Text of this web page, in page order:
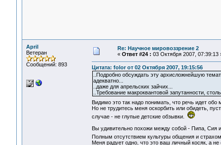
April
Ветеран
Сообщений: 893
Re: Научное мировоззрение 2
« Ответ #24 : 03 Октября 2007, 07:39:13
Цитата: folor от 02 Октября 2007, 19:15:56
..Подробно обсуждать эту архисложнейшую
адекватно...
..даже для апрельских зайчих...
..Требование макроквантовой запутанности,
Видимо это так надо понимать, что речь идет обо
Но не трудитесь меня оскорбить или обидеть,
случае - не глупые детские обзывки.
Вы удивительно похожи между собой - Пипа, Сия
Полным отсутствием культуры общения и
Меня радует одно, что это ваш личный косяк, а